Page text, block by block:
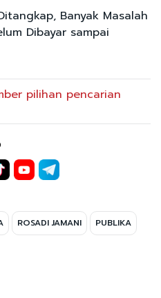
Banyak Masalah
Dibayar sampai
pilihan pencarian
ROSADI JAMANI PUBLIKA